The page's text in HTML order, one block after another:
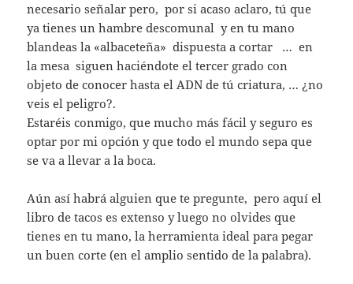
necesario señalar pero, por si acaso aclaro, tú que
ya tienes un hambre descomunal y en tu mano
blandeas la «albaceteña» dispuesta a cortar … en
la mesa siguen haciéndote el tercer grado con
objeto de conocer hasta el ADN de tú criatura, … ¿no
veis el peligro?.
Estaréis conmigo, que mucho más fácil y seguro es
optar por mi opción y que todo el mundo sepa que
se va a llevar a la boca.
Aún así habrá alguien que te pregunte, pero aquí el
libro de tacos es extenso y luego no olvides que
tienes en tu mano, la herramienta ideal para pegar
un buen corte (en el amplio sentido de la palabra).